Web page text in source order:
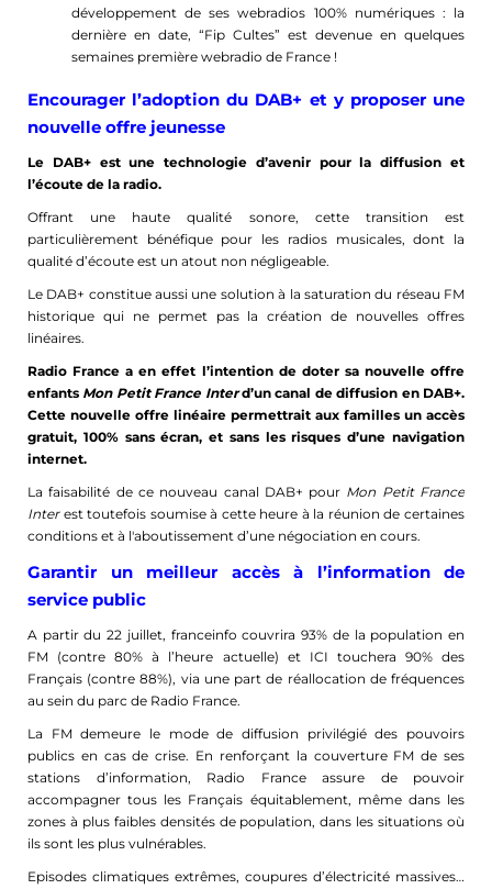
développement de ses webradios 100% numériques : la
dernière en date, “Fip Cultes” est devenue en quelques
semaines première webradio de France !
Encourager l’adoption du DAB+ et y proposer une
nouvelle offre jeunesse
Le DAB+ est une technologie d’avenir pour la diffusion et
l’écoute de la radio.
Offrant une haute qualité sonore, cette transition est
particulièrement bénéfique pour les radios musicales, dont la
qualité d’écoute est un atout non négligeable.
Le DAB+ constitue aussi une solution à la saturation du réseau FM
historique qui ne permet pas la création de nouvelles offres
linéaires.
Radio France a en effet l’intention de doter sa nouvelle offre
enfants Mon Petit France Interd’un canal de diffusion en DAB+.
Cette nouvelle offre linéaire permettrait aux familles un accès
gratuit, 100% sans écran, et sans les risques d’une navigation
internet.
La faisabilité de ce nouveau canal DAB+ pour Mon Petit France
Interest toutefois soumise à cette heure à la réunion de certaines
conditions et à l'aboutissement d’une négociation en cours.
Garantir un meilleur accès à l’information de
service public
A partir du 22 juillet, franceinfo couvrira 93% de la population en
FM (contre 80% à l’heure actuelle) et ICI touchera 90% des
Français (contre 88%), via une part de réallocation de fréquences
au sein du parc de Radio France.
La FM demeure le mode de diffusion privilégié des pouvoirs
publics en cas de crise. En renforçant la couverture FM de ses
stations d’information, Radio France assure de pouvoir
accompagner tous les Français équitablement, même dans les
zones à plus faibles densités de population, dans les situations où
ils sont les plus vulnérables.
Episodes climatiques extrêmes, coupures d’électricité massives…